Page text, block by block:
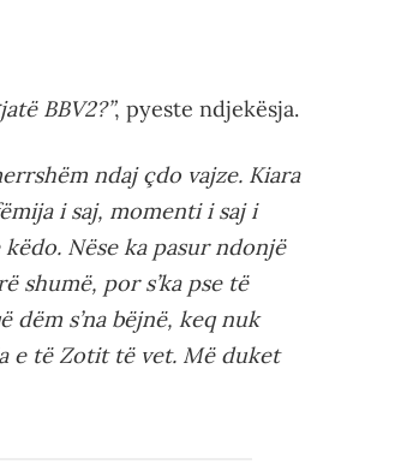
BBV2?”, pyeste ndjekësja.
ndaj çdo vajze. Kiara
i saj, momenti i saj i
Nëse ka pasur ndonjë
shumë, por s’ka pse të
s’na bëjnë, keq nuk
e të Zotit të vet. Më duket